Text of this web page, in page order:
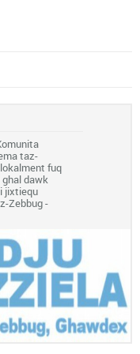
taz-
fuq
dawk
jixtiequ
Zebbug -